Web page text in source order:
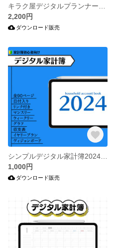
2,200円
ダウンロード販売
1,000円
ダウンロード販売